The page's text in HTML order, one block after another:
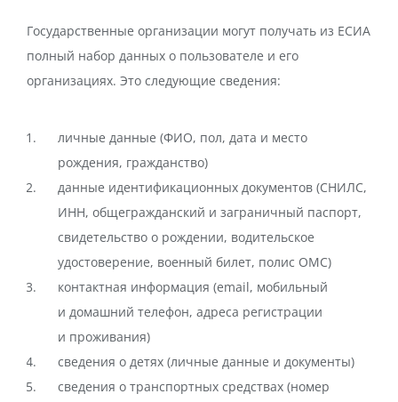
Государственные организации могут получать из ЕСИА
полный набор данных о пользователе и его
организациях. Это следующие сведения:
личные данные (ФИО, пол, дата и место
рождения, гражданство)
данные идентификационных документов (СНИЛС,
ИНН, общегражданский и заграничный паспорт,
свидетельство о рождении, водительское
удостоверение, военный билет, полис ОМС)
контактная информация (email, мобильный
и домашний телефон, адреса регистрации
и проживания)
сведения о детях (личные данные и документы)
сведения о транспортных средствах (номер